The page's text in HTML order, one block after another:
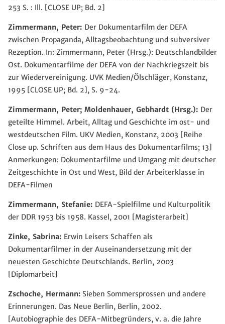
253 S. : Ill. [CLOSE UP; Bd. 2]
Zimmermann, Peter: Der Dokumentarfilm der DEFA
zwischen Propaganda, Alltagsbeobachtung und subversiver
Rezeption. In: Zimmermann, Peter (Hrsg.): Deutschlandbilder
Ost. Dokumentarfilme der DEFA von der Nachkriegszeit bis
zur Wiedervereinigung. UVK Medien/Ölschläger, Konstanz,
1995 [CLOSE UP; Bd. 2], S. 9-24.
Zimmermann, Peter; Moldenhauer, Gebhardt (Hrsg.): Der
geteilte Himmel. Arbeit, Alltag und Geschichte im ost- und
westdeutschen Film. UKV Medien, Konstanz, 2003 [Reihe
Close up. Schriften aus dem Haus des Dokumentarfilms; 13]
Anmerkungen: Dokumentarfilme und Umgang mit deutscher
Zeitgeschichte in Ost und West, Bild der Arbeiterklasse in
DEFA-Filmen
Zimmermann, Stefanie: DEFA-Spielfilme und Kulturpolitik
der DDR 1953 bis 1958. Kassel, 2001 [Magisterarbeit]
Zinke, Sabrina: Erwin Leisers Schaffen als
Dokumentarfilmer in der Auseinandersetzung mit der
neuesten Geschichte Deutschlands. Berlin, 2003
[Diplomarbeit]
Zschoche, Hermann: Sieben Sommersprossen und andere
Erinnerungen. Das Neue Berlin, Berlin, 2002.
[Autobiographie des DEFA-Mitbegründers, v. a. die Jahre